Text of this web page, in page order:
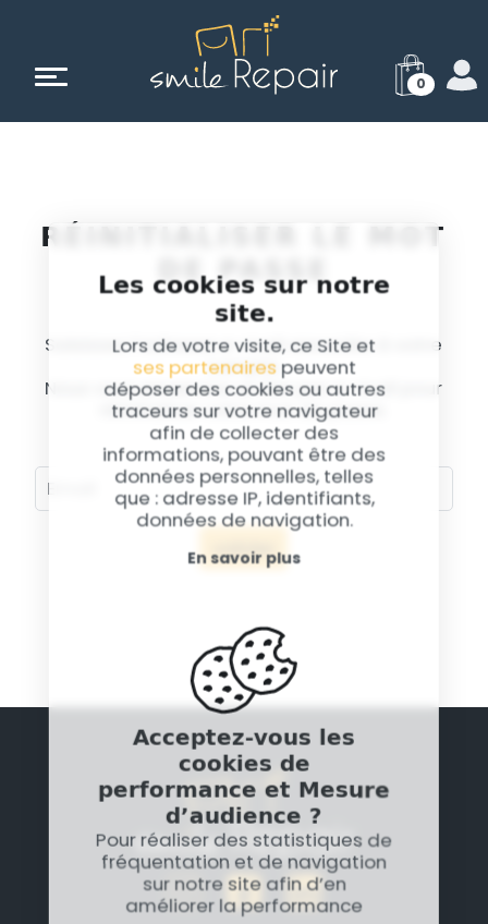
Les cookies sur notre
site.
Lors de votre visite, ce Site et
ses partenairespeuvent
déposer des cookies ou autres
traceurs sur votre navigateur
afin de collecter des
informations, pouvant être des
données personnelles, telles
que : adresse IP, identifiants,
données de navigation.
En savoir plus
Acceptez-vous les
cookies de
performance et Mesure
d’audience ?
Pour réaliser des statistiques de
fréquentation et de navigation
sur notre site afin d’en
améliorer la performance
0
RÉINITIALISER LE MOT
DE PASSE
Saisissez l’adresse e-mail associée à votre
compte.
Nous vous enverrons un lien par e-mail pour
réinitialiser votre mot de passe.
valider